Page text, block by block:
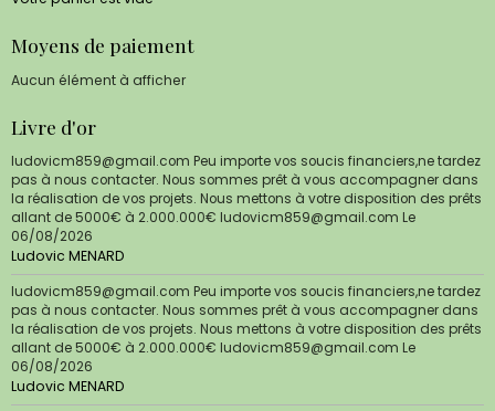
Moyens de paiement
Aucun élément à afficher
Livre d'or
ludovicm859@gmail.com Peu importe vos soucis financiers,ne tardez
pas à nous contacter. Nous sommes prêt à vous accompagner dans
la réalisation de vos projets. Nous mettons à votre disposition des prêts
allant de 5000€ à 2.000.000€ ludovicm859@gmail.com Le
06/08/2026
Ludovic MENARD
ludovicm859@gmail.com Peu importe vos soucis financiers,ne tardez
pas à nous contacter. Nous sommes prêt à vous accompagner dans
la réalisation de vos projets. Nous mettons à votre disposition des prêts
allant de 5000€ à 2.000.000€ ludovicm859@gmail.com Le
06/08/2026
Ludovic MENARD